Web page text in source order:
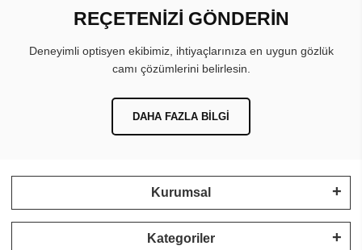
REÇETENİZİ GÖNDERİN
Deneyimli optisyen ekibimiz, ihtiyaçlarınıza en uygun gözlük
camı çözümlerini belirlesin.
DAHA FAZLA BILGI
Kurumsal
Kategoriler